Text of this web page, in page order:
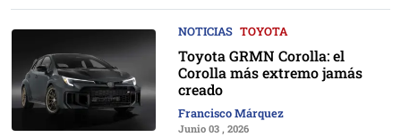
NOTICIAS TOYOTA
Toyota GRMN Corolla: el
Corolla más extremo jamás
creado
Francisco Márquez
Junio 03 , 2026